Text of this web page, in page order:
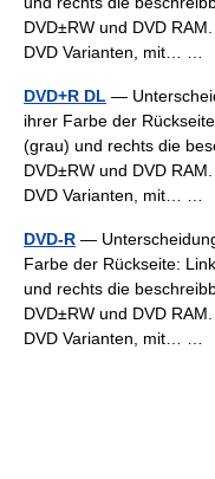
DVD±RW und DVD
DVD Varianten, mit… …
DVD+R DL —
ihrer Farbe der
(grau) und rechts die
DVD±RW und DVD
DVD Varianten, mit… …
DVD-R —
Farbe der Rückseite:
und rechts die
DVD±RW und DVD
DVD Varianten, mit… …